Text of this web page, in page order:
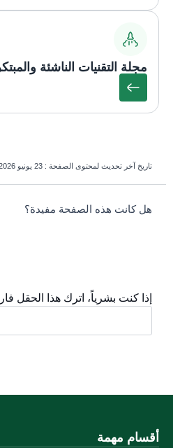
مجلة التقنيات الناشئة
تاريخ آخر تحديث لمحتوى الصفحة : 23 يونيو 2026 بتمام الساعة 09:02 مساءً
survey_v2
هل كانت هذه الصفحة مفيدة؟
إذا كنت بشرياً، اترك هذا الحقل
أقسام مهمة